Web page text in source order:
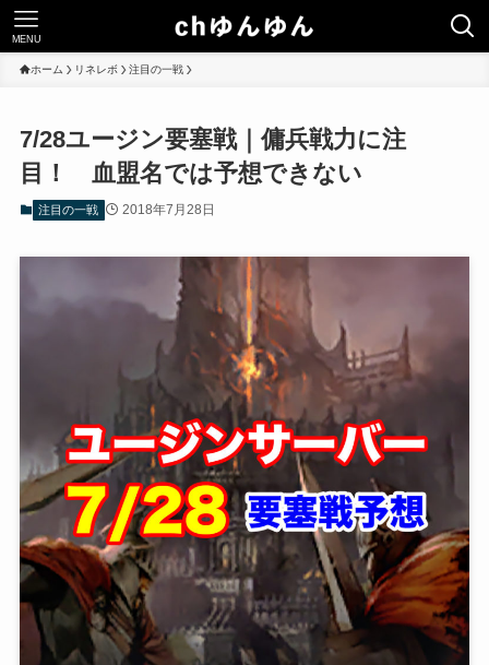
MENU
ホーム リネレボ 注目の一戦
7/28ユージン要塞戦｜傭兵戦力に注
目！ 血盟名では予想できない
注目の一戦 2018年7月28日